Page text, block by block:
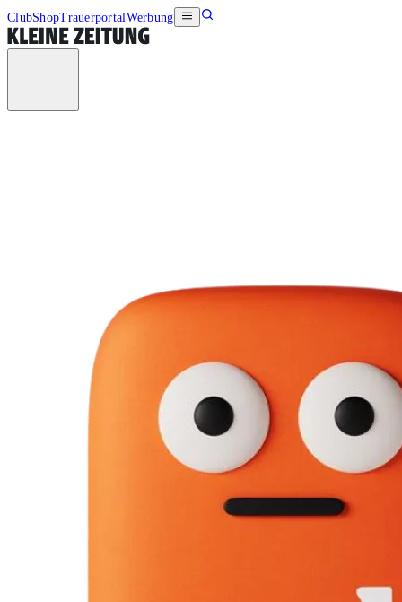
ClubShopTrauerportalWerbung